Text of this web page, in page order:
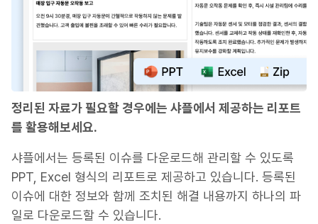
정리된 자료가 필요할 경우에는 샤플에서 제공하는 리포트
를 활용해보세요.
샤플에서는 등록된 이슈를 다운로드해 관리할 수 있도록
PPT, Excel 형식의 리포트로 제공하고 있습니다. 등록된
이슈에 대한 정보와 함께 조치된 해결 내용까지 하나의 파
일로 다운로드할 수 있습니다.